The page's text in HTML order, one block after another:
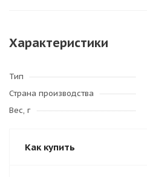
Характеристики
Тип
Страна производства
Вес, г
Как купить